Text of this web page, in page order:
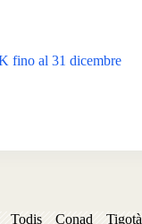
fino al 31 dicembre
Todis Conad Tigotà